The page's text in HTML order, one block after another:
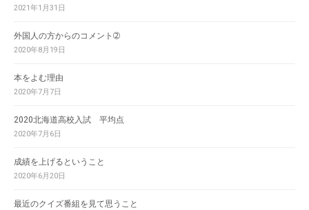
2021年1月31日
外国人の方からのコメント➁
2020年8月19日
本をよむ理由
2020年7月7日
2020北海道高校入試 平均点
2020年7月6日
成績を上げるということ
2020年6月20日
最近のクイズ番組を見て思うこと